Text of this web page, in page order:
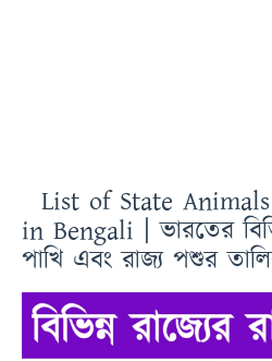
List of State
in Bengali | ভারতের
পাখি এবং রাজ্য পশুর